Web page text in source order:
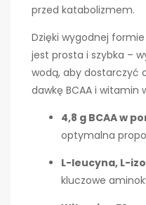
przed katabolizmem.
Dzięki wygodnej
jest prosta i szybka –
wodą, aby dostarczyć
dawkę BCAA i witamin
4,8 g BCAA w
optymalna
L-leucyna, L-
kluczowe